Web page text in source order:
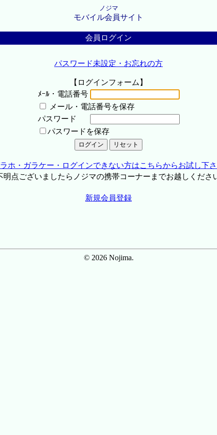
ノジマ
モバイル会員サイト
会員ログイン
パスワード未設定・お忘れの方
【ログインフォーム】
ﾒｰﾙ・電話番号
メール・電話番号を保存
パスワード
パスワードを保存
ホ・ガラケー・ログインできない方はこちらからお試し下
点ございましたらノジマの携帯コーナーまでお越しくださ
新規会員登録
© 2026 Nojima.